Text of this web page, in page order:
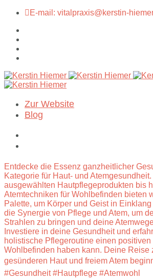
E-mail: vitalpraxis@kerstin-
Zur Website
Blog
Entdecke die Essenz ganzheitlicher
Kategorie für Haut- und
ausgewählten Hautpflegeprodukten bis
Atemtechniken für Wohlbefinden bieten
Palette, um Körper und Geist in
die Synergie von Pflege und Atem, um
Strahlen zu bringen und deine
Investiere in deine Gesundheit und
holistische Pflegeroutine einen
Wohlbefinden haben kann. Deine Reise
gesünderen Haut und freiem Atem
#Gesundheit #Hautpflege #Atemwohl